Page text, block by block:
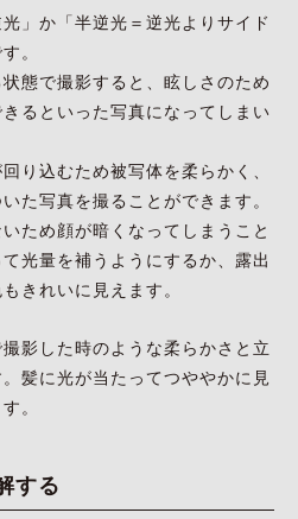
」か「半逆光＝逆光よりサイド
。
態で撮影すると、眩しさのため
るといった写真になってしまい
り込むため被写体を柔らかく、
た写真を撮ることができます。
ため顔が暗くなってしまうこと
光量を補うようにするか、露出
きれいに見えます。
影した時のような柔らかさと立
髪に光が当たってつややかに見
。
する